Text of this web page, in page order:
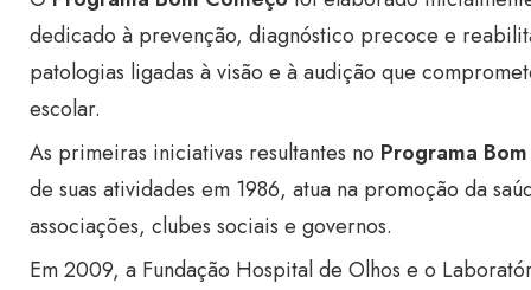
dedicado à prevenção, diagnóstico precoce e
patologias ligadas à visão e à audição que
escolar.
As primeiras iniciativas resultantes no Programa
de suas atividades em 1986, atua na promoção da
associações, clubes sociais e governos.
Em 2009, a Fundação Hospital de Olhos e o